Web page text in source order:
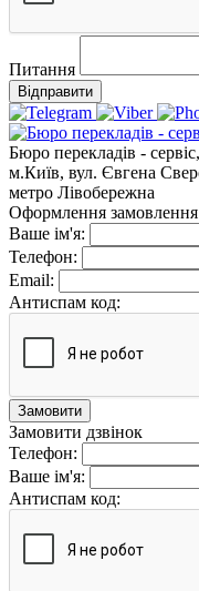
Питання
Відправити
Бюро перекладів -
м.Київ, вул. Євгена
метро Лівобережна
Оформлення замовлення
Ваше ім'я:
Телефон:
Email:
Антиспам код:
Замовити
Замовити дзвінок
Телефон:
Ваше ім'я:
Антиспам код: